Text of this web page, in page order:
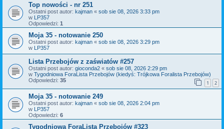
Top nowości - nr 251
Ostatni post autor: kajman « sob sie 08, 2026 3:33 pm
w LP357
Odpowiedzi: 1
Moja 35 - notowanie 250
Ostatni post autor: kajman « sob sie 08, 2026 3:29 pm
w LP357
Lista Przebojów z zaświatów #257
Ostatni post autor: gioconda2 « sob sie 08, 2026 2:29 pm
w Tygodniowa ForaLista Przebojów (kiedyś: Trójkowa Foralista Przebojów)
Odpowiedzi: 35 1 2
Moja 35 - notowanie 249
Ostatni post autor: kajman « sob sie 08, 2026 2:04 pm
w
LP357
Odpowiedzi: 6
Tygodniowa ForaLista Przebojów #323